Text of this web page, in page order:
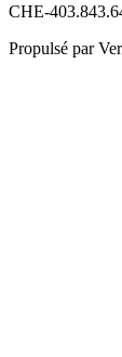
CHE-
Propulsé par